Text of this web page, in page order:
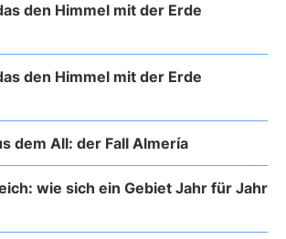
den Himmel mit der Erde
den Himmel mit der Erde
dem All: der Fall Almería
wie sich ein Gebiet Jahr für Jahr